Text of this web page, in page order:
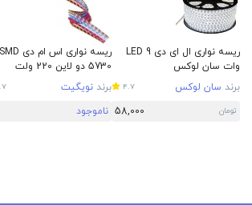
ریسه نواری ال ای دی LED 9
وات سان لوکس
برند سان لوکس 4.7
تومان 58,000
ریسه نواری اس ام دی SMD
5730 دو لاین 220 ولت
نویگیتبرند نویگیت
ناموجود